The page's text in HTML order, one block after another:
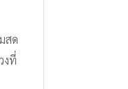
สด
งที่